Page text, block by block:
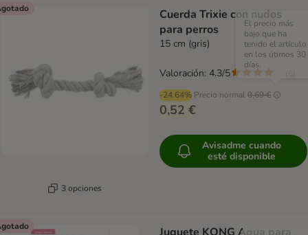
3 opciones
Cuerda Trixie con nudos
para perros
15 cm (gris)
-24.64% Precio normal 0,69 €
El precio más
bajo que ha
tenido el artículo
en los útimos 30
días.
0,52 €
Valoración: 4.3/5
Avisadme cuando
esté disponible